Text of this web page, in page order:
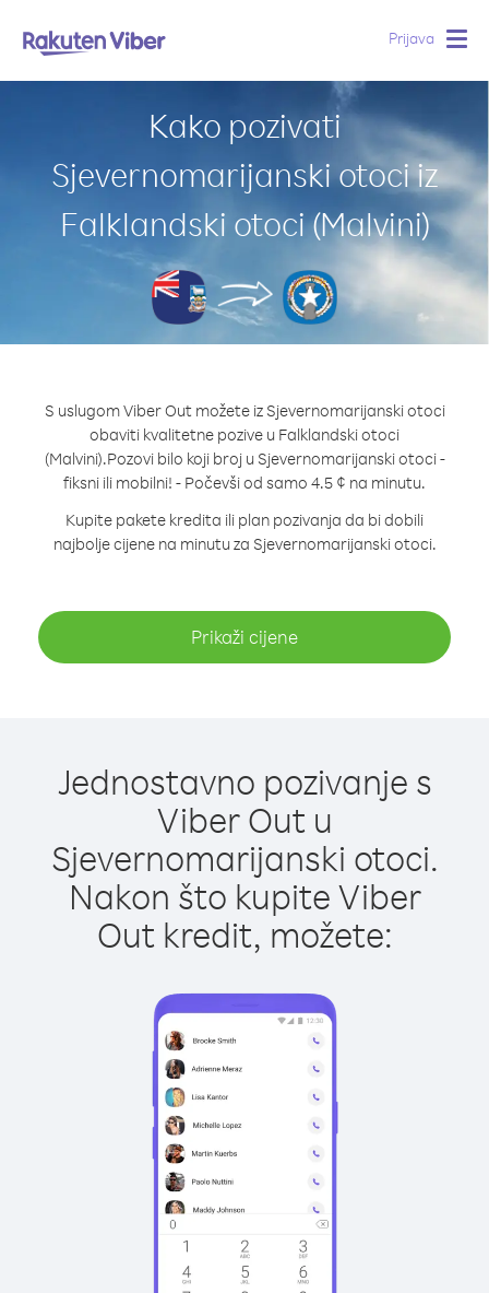
Prijava
Kako pozivati
Sjevernomarijanski otoci iz
Falklandski otoci (Malvini)
S uslugom Viber Out možete iz Sjevernomarijanski otoci
obaviti kvalitetne pozive u Falklandski otoci
(Malvini).Pozovi bilo koji broj u Sjevernomarijanski otoci -
fiksni ili mobilni! - Počevši od samo 4.5 ¢ na minutu.
Kupite pakete kredita ili plan pozivanja da bi dobili
najbolje cijene na minutu za Sjevernomarijanski otoci.
Prikaži cijene
Jednostavno pozivanje s
Viber Out u
Sjevernomarijanski otoci.
Nakon što kupite Viber
Out kredit, možete: